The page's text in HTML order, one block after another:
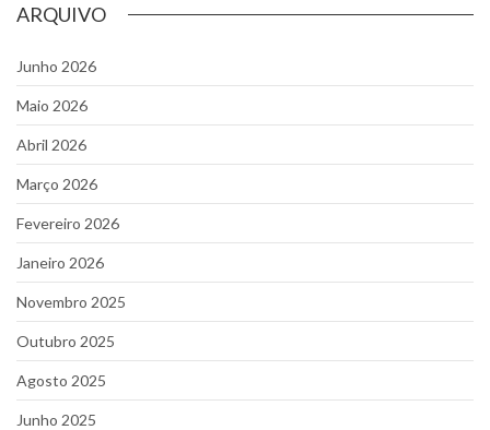
ARQUIVO
Junho 2026
Maio 2026
Abril 2026
Março 2026
Fevereiro 2026
Janeiro 2026
Novembro 2025
Outubro 2025
Agosto 2025
Junho 2025